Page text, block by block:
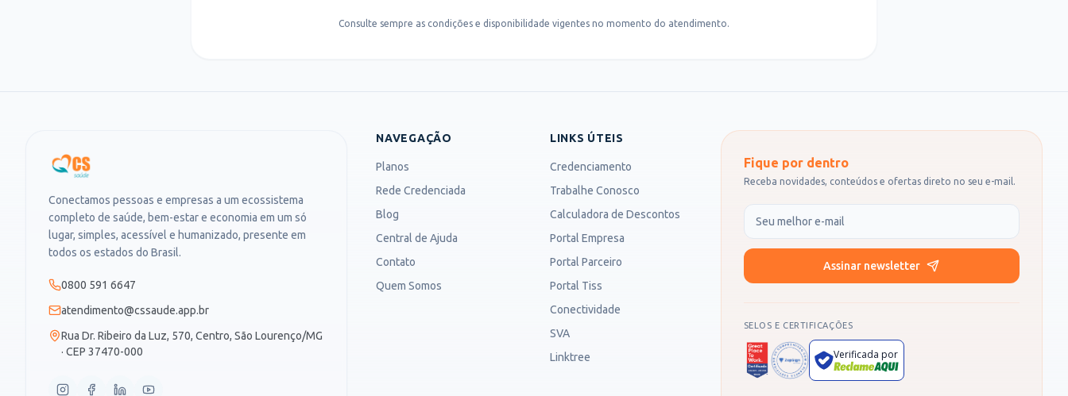
Consulte sempre as condições e disponibilidade vigentes no momento do atendimento.
Conectamos pessoas e empresas a um ecossistema
completo de saúde, bem-estar e economia em um só
lugar, simples, acessível e humanizado, presente em
todos os estados do Brasil.
0800 591 6647
atendimento@cssaude.app.br
Rua Dr. Ribeiro da Luz, 570, Centro, São Lourenço/MG
· CEP 37470-000
NAVEGAÇÃO
Planos
Rede Credenciada
Blog
Central de Ajuda
Contato
Quem Somos
LINKS ÚTEIS
Credenciamento
Trabalhe Conosco
Calculadora de Descontos
Portal Empresa
Portal Parceiro
Portal Tiss
Conectividade
SVA
Linktree
Fique por dentro
Receba novidades, conteúdos e ofertas direto no seu e-mail.
Seu e-mail
Assinar newsletter
SELOS E CERTIFICAÇÕES
Verificada por